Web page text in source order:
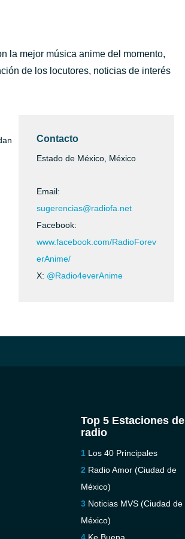
la mejor música anime del momento,
de los locutores, noticias de interés
Contacto
Estado de México, México
Email:
sugerencias@radiofa.net
Facebook:
www.facebook.com/RadioForev
erAnime/
X: @Radio4everAnime
Top 5 Estaciones de
radio
Los 40 Principales
Radio Amor (Ciudad de
México)
Noticias MVS (Ciudad de
México)